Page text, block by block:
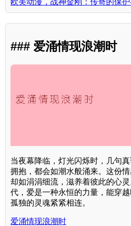
欧美动漫，战神金刚：传奇的保
### 爱涌情现浪潮时
当夜幕降临，灯光闪烁时，几句
拥抱，都会如潮水般涌来。这份
却如涓涓细流，滋养着彼此的心
代，爱是一种永恒的力量，能穿
孤独的灵魂紧紧相连。
爱涌情现浪潮时